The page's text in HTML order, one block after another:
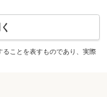
ことを表すものであり、実際